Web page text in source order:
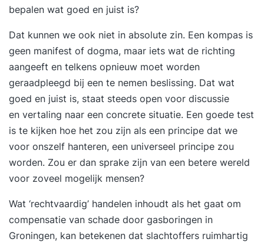
bepalen wat goed en juist is?
Dat kunnen we ook niet in absolute zin. Een kompas is
geen manifest of dogma, maar iets wat de richting
aangeeft en telkens opnieuw moet worden
geraadpleegd bij een te nemen beslissing. Dat wat
goed en juist is, staat steeds open voor discussie
en vertaling naar een concrete situatie. Een goede test
is te kijken hoe het zou zijn als een principe dat we
voor onszelf hanteren, een universeel principe zou
worden. Zou er dan sprake zijn van een betere wereld
voor zoveel mogelijk mensen?
Wat ‘rechtvaardig’ handelen inhoudt als het gaat om
compensatie van schade door gasboringen in
Groningen, kan betekenen dat slachtoffers ruimhartig